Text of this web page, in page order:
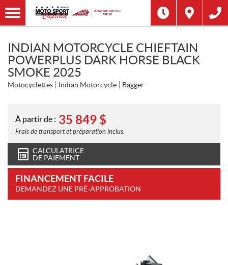
INDIAN MOTORCYCLE CHIEFTAIN
POWERPLUS DARK HORSE BLACK
SMOKE 2025
Motocyclettes Indian Motorcycle Bagger
À partir de : 35 849 $
Frais de transport et préparation inclus.
CALCULATRICE
DE PAIEMENT
FINANCEMENT FACILE
DEMANDEZ UNE PRÉ-APPROBATION